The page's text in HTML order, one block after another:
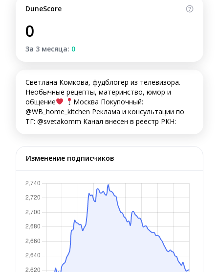
DuneScore
0
За 3 месяца: 0
Светлана Комкова, фудблогер из телевизора.
Необычные рецепты, материнство, юмор и
общение
Москва Покупочный:
@WB_home_kitchen Реклама и консультации по
ТГ: @svetakomm Канал внесен в реестр РКН:
Изменение подписчиков